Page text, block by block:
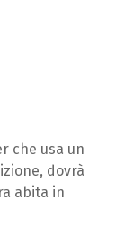
che usa un
dovrà
abita in